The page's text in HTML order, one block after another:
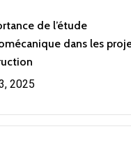
de l’étude
dans les
2025